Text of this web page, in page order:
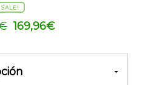
SALE!
El
169,96€El